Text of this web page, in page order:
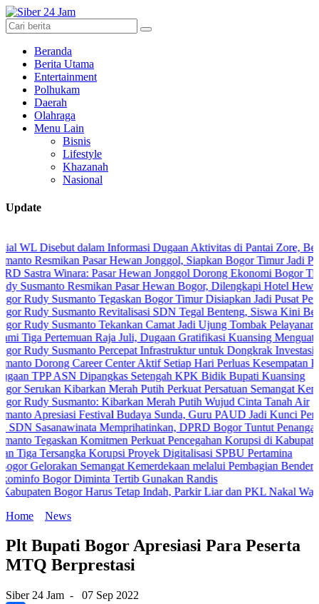
Beranda
Berita Utama
Entertainment
Polhukam
Daerah
Olahraga
Menu Lain
Bisnis
Lifestyle
Khazanah
Nasional
Update
dalam Informasi Dugaan Aktivitas di Pantai Zore, Bea Cukai
Pasar Hewan Jonggol, Siapkan Bogor Timur Jadi Pusat
Winara: Pasar Hewan Jonggol Dorong Ekonomi Bogor Timur
Resmikan Pasar Hewan Bogor, Dilengkapi Hotel Hewan dan
Tegaskan Bogor Timur Disiapkan Jadi Pusat
Susmanto Revitalisasi SDN Tegal Benteng, Siswa Kini Belajar
Tekankan Camat Jadi Ujung Tombak Pelayanan
Raja Juli, Dugaan Gratifikasi Kuansing Menguat
Percepat Infrastruktur untuk Dongkrak Investasi
Career Center Aktif Setiap Hari Perluas Kesempatan Kerja
ASN Dipangkas Setengah KPK Bidik Bupati Kuansing
Kibarkan Merah Putih Perkuat Persatuan Semangat Kemerdekaan
Susmanto: Kibarkan Merah Putih Wujud Cinta Tanah Air
Festival Budaya Sunda, Guru PAUD Jadi Kunci Pendidikan
Memprihatinkan, DPRD Bogor Tuntut Penanganan
Komitmen Perkuat Pencegahan Korupsi di Kabupaten Bogor
Korupsi Proyek Digitalisasi SPBU Pertamina
Semangat Kemerdekaan melalui Pembagian Bendera Merah
Diminta Tertib Gunakan Randis
Bogor Harus Tetap Indah, Parkir Liar dan PKL Nakal Wajib
Home
News
Plt Bupati Bogor Apresiasi Para Peserta
MTQ Berprestasi
Siber 24 Jam - 07 Sep 2022